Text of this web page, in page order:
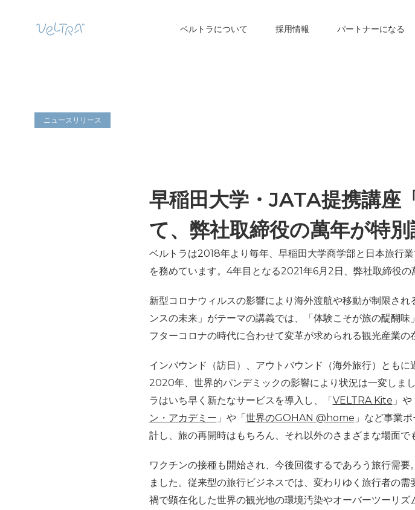
ベルトラについて 採用情報 パートナーになる
ニュースリリース
早稲田大学・JATA提携講座
て、弊社取締役の萬年が特
ベルトラは2018年より毎年、早稲田大学商学部と日本旅行
を務めています。4年目となる2021年6月2日、弊社取締役の
新型コロナウィルスの影響により海外渡航や移動が制限さ
ンスの未来」がテーマの講義では、「体験こそが旅の醍醐
フターコロナの時代に合わせて変革が求められる観光産業の
インバウンド（訪日）、アウトバウンド（海外旅行）とも
2020年、世界的パンデミックの影響により状況は一変しま
ラはいち早く新たなサービスを導入し、「VELTRA Kite 」や
ン・アカデミー 」や「世界のGOHAN @home 」など事業
計し、旅の再開時はもちろん、それ以外のさまざまな場面で
ワクチンの接種も開始され、今後回復するであろう旅行需
ました。従来型の旅行ビジネスでは、変わりゆく旅行者の
禍で顕在化した世界の観光地の環境汚染やオーバーツーリ